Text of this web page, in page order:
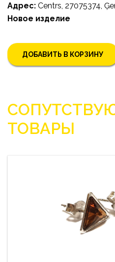
Адрес: Centrs, 27075374,
Новoe изделие
ДОБАВИТЬ В КОРЗИНУ
ТОВАРЫ